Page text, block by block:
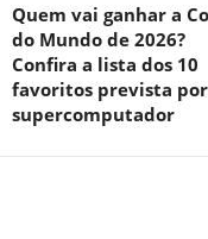
Quem vai ganhar a
do Mundo de 2026?
Confira a lista dos 10
favoritos prevista por
supercomputador